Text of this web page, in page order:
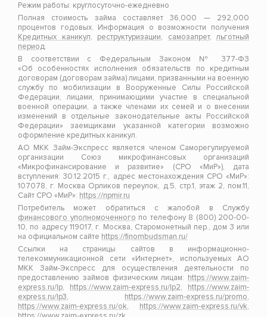
Режим работы: круглосуточно-ежедневно
Полная стоимость займа составляет 36,000 — 292,000
процентов годовых. Информация о возможности получения
Кредитных каникул, реструктуризации, самозапрет, льготный
период.
В соответствии с Федеральным Законом № 377-ФЗ
«Об особенностях исполнения обязательств по кредитным
договорам (договорам займа) лицами, призванными на военную
службу по мобилизации в Вооруженные Силы Российской
Федерации, лицами, принимающими участие в специальной
военной операции, а также членами их семей и о внесении
изменений в отдельные законодательные акты Российской
Федерации» заемщиками указанной категории возможно
оформление кредитных каникул.
АО МКК Займ-Экспресс является членом Саморегулируемой
организации Союз микрофинансовых организаций
«Микрофинансирование и развитие» (СРО «МиР»), дата
вступления: 30.12.2015 г., адрес местонахождения СРО «МиР»:
107078, г. Москва Орликов переулок, д.5, стр.1, этаж 2, пом.11,
Сайт СРО «МиР»: https://npmir.ru
Потребитель может обратиться с жалобой в Службу
финансового уполномоченного по телефону 8 (800) 200-00-
10, по адресу 119017, г. Москва, Старомонетный пер., дом 3 или
на официальном сайте https://finombudsman.ru/
Ссылки на страницы сайтов в информационно-
телекоммуникационной сети «Интернет», используемых АО
МКК Займ-Экспресс для осуществления деятельности по
предоставлению займов физическим лицам: https://www.zaim-
express.ru/lp, https://www.zaim-express.ru/lp2, https://www.zaim-
express.ru/lp3, https://www.zaim-express.ru/promo,
https://www.zaim-express.ru/ok, https://www.zaim-express.ru/vk,